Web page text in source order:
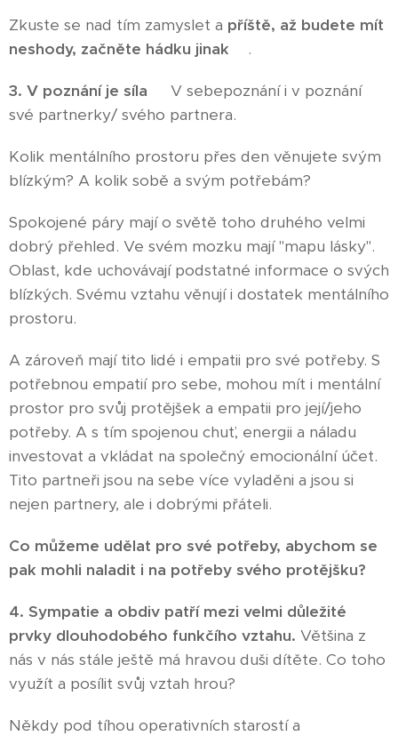
Zkuste se nad tím zamyslet a příště, až budete mít
neshody, začněte hádku jinak 😇.
3. V poznání je síla 😀 V sebepoznání i v poznání
své partnerky/ svého partnera.
Kolik mentálního prostoru přes den věnujete svým
blízkým? A kolik sobě a svým potřebám?
Spokojené páry mají o světě toho druhého velmi
dobrý přehled. Ve svém mozku mají "mapu lásky".
Oblast, kde uchovávají podstatné informace o svých
blízkých. Svému vztahu věnují i dostatek mentálního
prostoru.
A zároveň mají tito lidé i empatii pro své potřeby. S
potřebnou empatií pro sebe, mohou mít i mentální
prostor pro svůj protějšek a empatii pro její/jeho
potřeby. A s tím spojenou chuť, energii a náladu
investovat a vkládat na společný emocionální účet.
Tito partneři jsou na sebe více vyladěni a jsou si
nejen partnery, ale i dobrými přáteli.
Co můžeme udělat pro své potřeby, abychom se
pak mohli naladit i na potřeby svého protějšku?
4. Sympatie a obdiv patří mezi velmi důležité
prvky dlouhodobého funkčího vztahu. Většina z
nás v nás stále ještě má hravou duši dítěte. Co toho
využít a posílit svůj vztah hrou?
Někdy pod tíhou operativních starostí a